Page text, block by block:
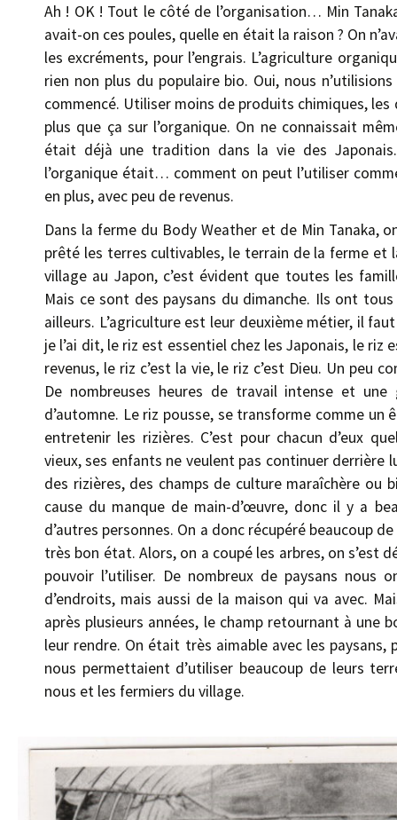
Ah ! OK ! Tout le côté de l’organisation… Min
avait-on ces poules, quelle en était la raison ? On
les excréments, pour l’engrais. L’agriculture
rien non plus du populaire bio. Oui, nous
commencé. Utiliser moins de produits chimiques, les
plus que ça sur l’organique. On ne connaissait
était déjà une tradition dans la vie des
l’organique était… comment on peut l’utiliser
en plus, avec peu de revenus.
Dans la ferme du Body Weather et de Min Tanaka,
prêté les terres cultivables, le terrain de la ferme et
village au Japon, c’est évident que toutes les
Mais ce sont des paysans du dimanche. Ils ont
ailleurs. L’agriculture est leur deuxième métier, il
je l’ai dit, le riz est essentiel chez les Japonais, le
revenus, le riz c’est la vie, le riz c’est Dieu. Un peu
De nombreuses heures de travail intense et
d’automne. Le riz pousse, se transforme comme
entretenir les rizières. C’est pour chacun d’eux
vieux, ses enfants ne veulent pas continuer derrière
des rizières, des champs de culture maraîchère
cause du manque de main-d’œuvre, donc il y a
d’autres personnes. On a donc récupéré beaucoup
très bon état. Alors, on a coupé les arbres, on s’est
pouvoir l’utiliser. De nombreux de paysans nous
d’endroits, mais aussi de la maison qui va avec.
après plusieurs années, le champ retournant à une
leur rendre. On était très aimable avec les paysans,
nous permettaient d’utiliser beaucoup de leurs
nous et les fermiers du village.